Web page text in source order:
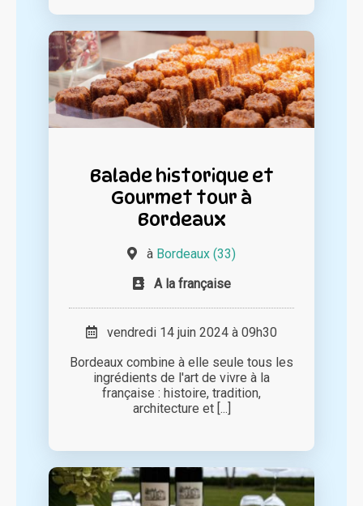
Balade historique et
Gourmet tour à
Bordeaux
à Bordeaux (33)
A la française
vendredi 14 juin 2024 à 09h30
Bordeaux combine à elle seule tous les
ingrédients de l'art de vivre à la
française : histoire, tradition,
architecture et [...]